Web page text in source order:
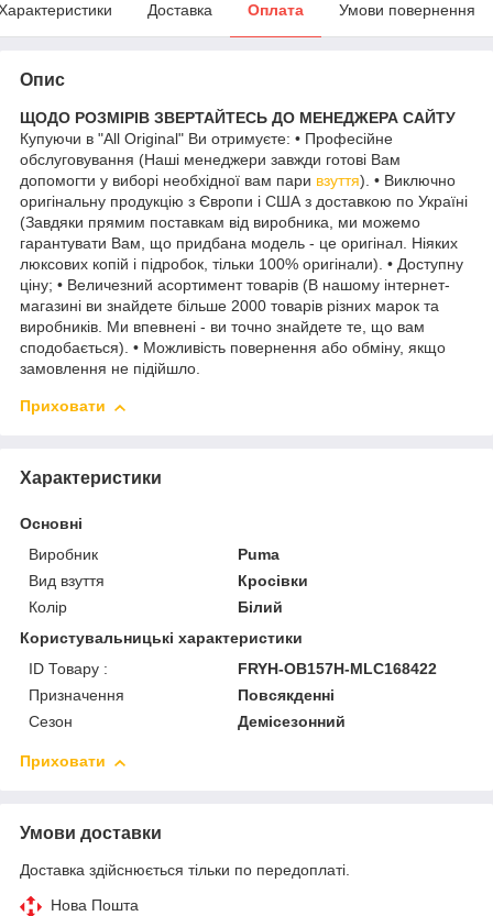
Доставка Оплата Умови повернення
Опис
ЩОДО РОЗМІРІВ ЗВЕРТАЙТЕСЬ ДО МЕНЕДЖЕРА САЙТУ
Купуючи в "All Original" Ви отримуєте: • Професійне
обслуговування (Наші менеджери завжди готові Вам
допомогти у виборі необхідної вам пари взуття). • Виключно
оригінальну продукцію з Європи і США з доставкою по Україні
(Завдяки прямим поставкам від виробника, ми можемо
гарантувати Вам, що придбана модель - це оригінал. Ніяких
люксових копій і підробок, тільки 100% оригінали). • Доступну
ціну; • Величезний асортимент товарів (В нашому інтернет-
магазині ви знайдете більше 2000 товарів різних марок та
виробників. Ми впевнені - ви точно знайдете те, що вам
сподобається). • Можливість повернення або обміну, якщо
замовлення не підійшло.
Приховати
Характеристики
Основні
Виробник
Puma
Вид взуття
Кросівки
Колір
Білий
Користувальницькі характеристики
ID Товару :
FRYH-OB157H-MLC168422
Призначення
Повсякденні
Сезон
Демісезонний
Приховати
Умови доставки
Доставка здійснюється тільки по передоплаті.
Нова Пошта